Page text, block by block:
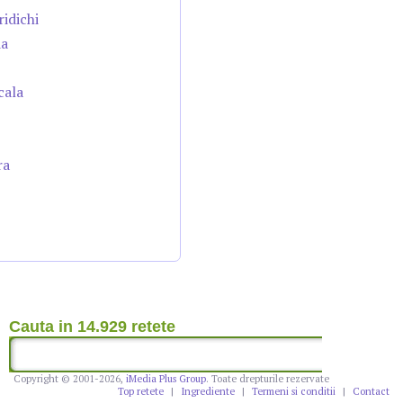
Cauta in 14.929 retete
Copyright © 2001-2026, iMedia Plus Group. Toate drepturile rezervate
Top retete
| Ingrediente | Termeni si conditii | Contact